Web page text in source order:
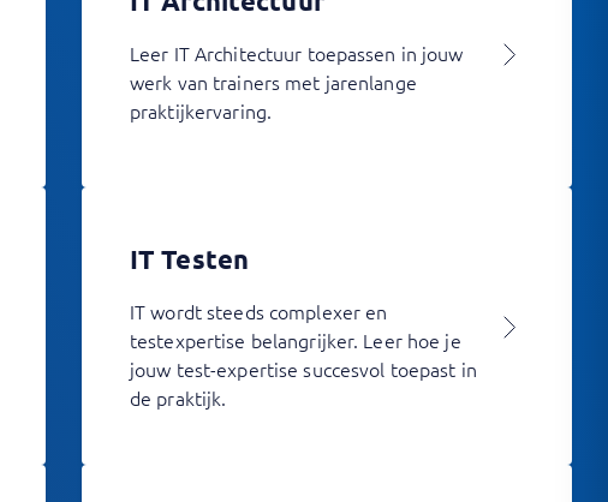
Leer IT Architectuur toepassen in jouw
werk van trainers met jarenlange
praktijkervaring.
IT Testen
IT wordt steeds complexer en
testexpertise belangrijker. Leer hoe je
jouw test-expertise succesvol toepast in
de praktijk.